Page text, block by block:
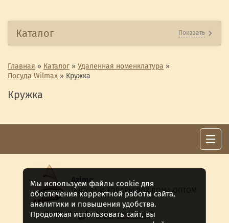
Каталог Показать
Главная » Каталог » Удаленная номенклатура »
Посуда Wilmax » Кружка
Кружка
Azime
ПОСУДА И ТОВАРЫ ДЛЯ ДОМА ОПТОМ
8 (911) 922 -15-12
Мы используем файлы cookie для
обеспечения корректной работы сайта,
аналитики и повышения удобства.
Продолжая использовать сайт, вы